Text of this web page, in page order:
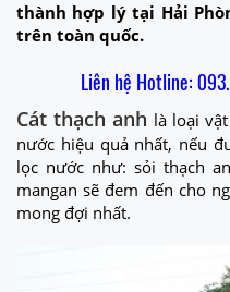
thành hợp lý tại Hải
trên toàn quốc.
Liên hệ Hotline:
Cát thạch anh là loại
nước hiệu quả nhất, nếu
lọc nước như: sỏi thạch
mangan sẽ đem đến cho
mong đợi nhất.